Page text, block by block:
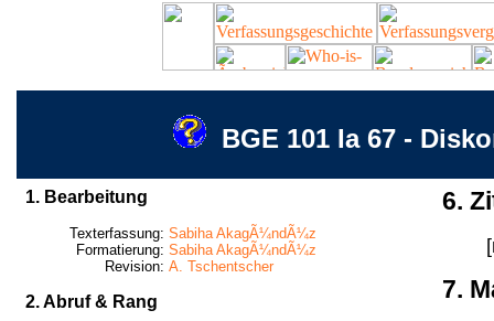
BGE 101 Ia 67 -
1. Bearbeitung
Texterfassung: Sabiha AkagÃ¼ndÃ¼z
Formatierung: Sabiha AkagÃ¼ndÃ¼z
Revision: A. Tschentscher
2. Abruf & Rang
6.
7.